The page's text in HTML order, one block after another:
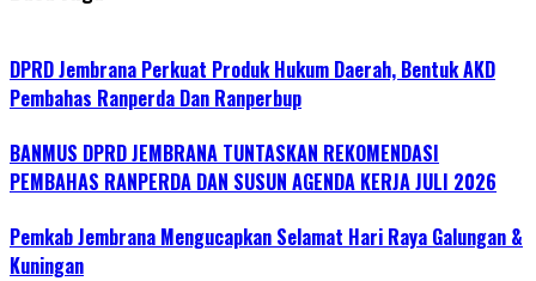
DPRD Jembrana Perkuat Produk Hukum Daerah, Bentuk AKD
Pembahas Ranperda Dan Ranperbup
BANMUS DPRD JEMBRANA TUNTASKAN REKOMENDASI
PEMBAHAS RANPERDA DAN SUSUN AGENDA KERJA JULI 2026
Pemkab Jembrana Mengucapkan Selamat Hari Raya Galungan &
Kuningan